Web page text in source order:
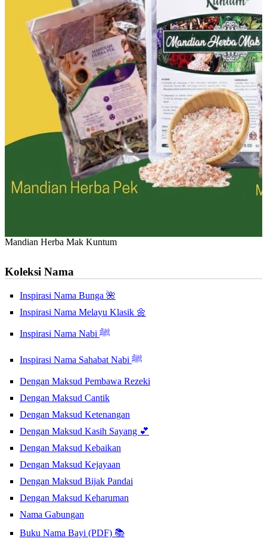
Mandian Herba Mak Kuntum
Koleksi Nama
Inspirasi Nama Bunga 🌺
Inspirasi Nama Melayu Klasik 🌼
Inspirasi Nama Nabi ﷺ
Inspirasi Nama Sahabat Nabi ﷺ
Dengan Maksud Pembawa Rezeki
Dengan Maksud Cantik
Dengan Maksud Ketenangan
Dengan Maksud Kasih Sayang 💕
Dengan Maksud Kebaikan
Dengan Maksud Kejayaan
Dengan Maksud Bijak Pandai
Dengan Maksud Keharuman
Nama Gabungan
Buku Nama Bayi (PDF) 📚